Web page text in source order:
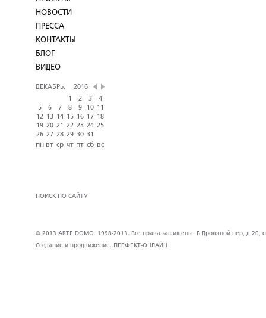
НОВОСТИ
ПРЕССА
КОНТАКТЫ
БЛОГ
ВИДЕО
ДЕКАБРЬ,
2016
1
2 3
4
5
6 7 8 9 10
11
12 13 14 15 16 17
18
19 20 21 22 23 24 25
26 27 28 29 30 31
пн вт ср чт пт сб вс
ПОИСК ПО САЙТУ
© 2013 ARTE DOMO. 1998-2013. Все права защищены. Б.Дровяной пер, д.20,
Создание и продвижение.
ПЕРФЕКТ-ОНЛАЙН